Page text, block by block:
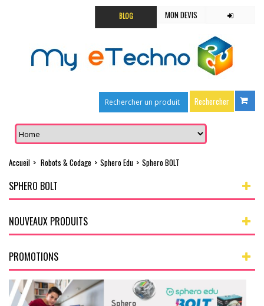
MON DEVIS
BLOG
Accueil > Robots & Codage > Sphero Edu > Sphero BOLT
SPHERO BOLT
NOUVEAUX PRODUITS
PROMOTIONS